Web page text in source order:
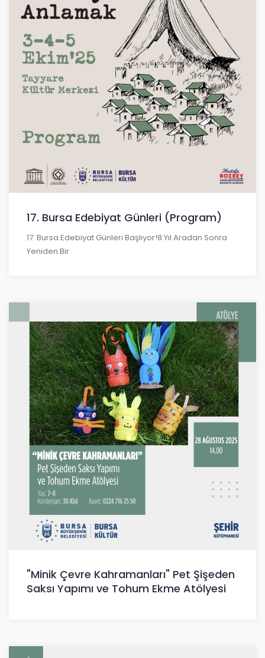
17. Bursa Edebiyat Günleri (Program)
17. Bursa Edebiyat Günleri Başlıyor!8 Yıl Aradan Sonra
Yeniden Bir
"Minik Çevre Kahramanları" Pet Şişeden
Saksı Yapımı ve Tohum Ekme Atölyesi